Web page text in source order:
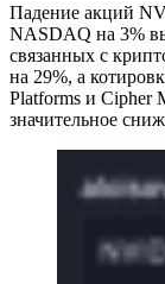
Падение акций
NASDAQ на 3%
связанных с
на 29%, а
Platforms и Cipher
значительное